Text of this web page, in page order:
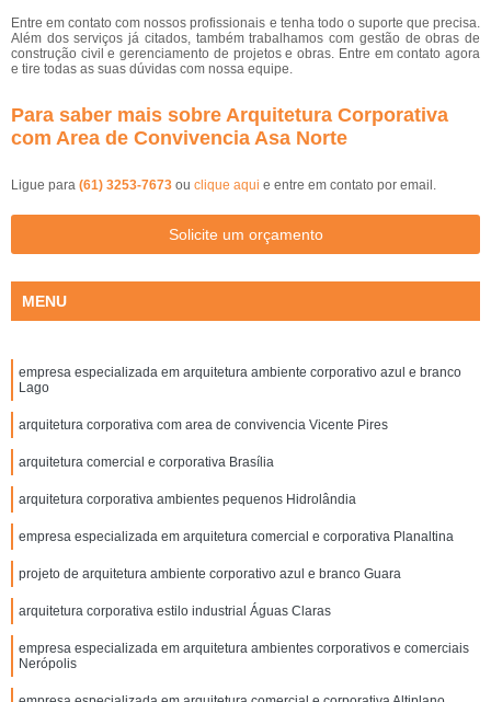
Entre em contato com nossos profissionais e tenha todo o suporte que precisa.
Além dos serviços já citados, também trabalhamos com gestão de obras de
construção civil e gerenciamento de projetos e obras. Entre em contato agora
e tire todas as suas dúvidas com nossa equipe.
Para saber mais sobre Arquitetura Corporativa
com Area de Convivencia Asa Norte
Ligue para (61) 3253-7673 ou clique aqui e entre em contato por email.
Solicite um orçamento
MENU
empresa especializada em arquitetura ambiente corporativo azul e branco
Lago
arquitetura corporativa com area de convivencia Vicente Pires
arquitetura comercial e corporativa Brasília
arquitetura corporativa ambientes pequenos Hidrolândia
empresa especializada em arquitetura comercial e corporativa Planaltina
projeto de arquitetura ambiente corporativo azul e branco Guara
arquitetura corporativa estilo industrial Águas Claras
empresa especializada em arquitetura ambientes corporativos e comerciais
Nerópolis